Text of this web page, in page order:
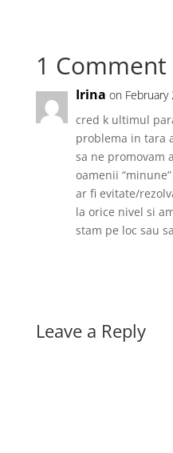
1 Comment
Irina on February
cred k ultimul
problema in tara
sa ne promovam
oamenii
ar fi evitate/
la orice nivel si
stam pe loc sau
Leave a Reply